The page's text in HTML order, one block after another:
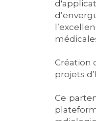
Création
projets
Ce